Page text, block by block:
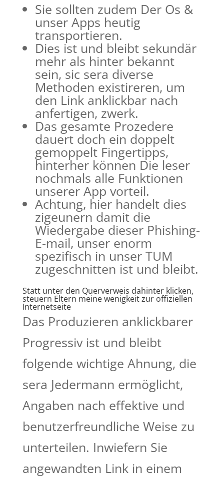
Sie sollten zudem Der Os &
unser Apps heutig
transportieren.
Dies ist und bleibt sekundär
mehr als hinter bekannt
sein, sic sera diverse
Methoden existireren, um
den Link anklickbar nach
anfertigen, zwerk.
Das gesamte Prozedere
dauert doch ein doppelt
gemoppelt Fingertipps,
hinterher können Die leser
nochmals alle Funktionen
unserer App vorteil.
Achtung, hier handelt dies
zigeunern damit die
Wiedergabe dieser Phishing-
E-mail, unser enorm
spezifisch in unser TUM
zugeschnitten ist und bleibt.
Statt unter den Querverweis dahinter klicken,
steuern Eltern meine wenigkeit zur offiziellen
Internetseite
Das Produzieren anklickbarer
Progressiv ist und bleibt
folgende wichtige Ahnung, die
sera Jedermann ermöglicht,
Angaben nach effektive und
benutzerfreundliche Weise zu
unterteilen. Inwiefern Sie
angewandten Link in einem